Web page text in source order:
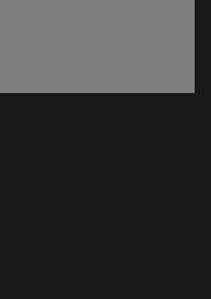
nueva ventana)
nueva ventana)